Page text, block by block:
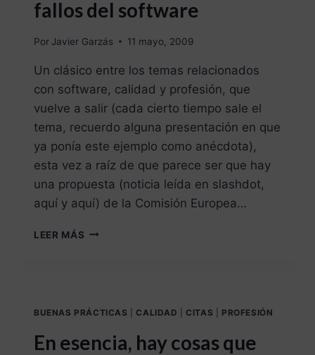
fallos del software
Por Javier Garzás 11 mayo, 2009
Un clásico entre los temas relacionados
con software, calidad y profesión, que
vuelve a salir (cada cierto tiempo sale el
tema, recuerdo alguna presentación en que
ya ponía este ejemplo como anécdota),
esta vez a raíz de que parece ser que hay
una propuesta (noticia leída en slashdot,
aquí y aquí) de la Comisión Europea…
LEER MÁS
BUENAS PRÁCTICAS CALIDAD CITAS PROFESIÓN
En esencia, hay cosas que